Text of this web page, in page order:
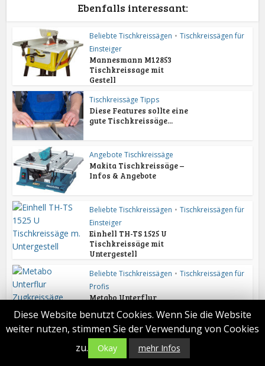
Ebenfalls interessant:
Beliebte Tischkreissägen • Tischkreissägen für
Einsteiger
Mannesmann M12853
Tischkreissage mit
Gestell
Tischkreissäge Tipps
Diese Features sollte eine
gute Tischkreissäge...
Angebote Tischkreissäge
Makita Tischkreissäge –
Infos & Angebote
Beliebte Tischkreissägen • Tischkreissägen für
Einsteiger
Einhell TH-TS 1525 U
Tischkreissäge mit
Untergestell
Beliebte Tischkreissägen • Tischkreissägen für
Profis
Metabo Unterflur
Tischkreissäge Tipps
Ist ein Spaltkeil an der
Tischkreissäge
Diese Website benutzt Cookies. Wenn Sie die Website
weiter nutzen, stimmen Sie der Verwendung von Cookies
zu.
Okay mehr Infos